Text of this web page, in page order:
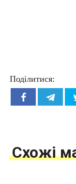
Поділитися:
Схожі